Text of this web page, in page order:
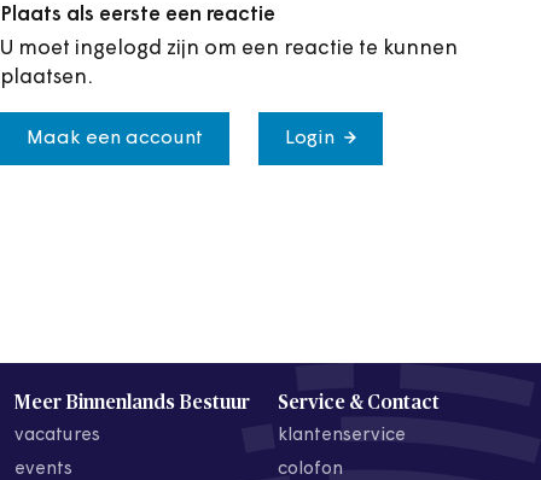
Plaats als eerste een reactie
U moet ingelogd zijn om een reactie te kunnen
plaatsen.
Maak een account Login
Meer Binnenlands Bestuur
vacatures
events
Service & Contact
klantenservice
colofon